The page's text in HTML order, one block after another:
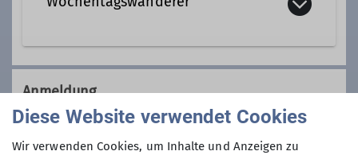
Wir sind eine Gemeinschaft von
Wanderfreunden innerhalb der
Sektion, die
hauptsächlich jeden
Dienstag und Mittwoch, aber auch an
anderen Wochentagen in freier Natur
Anmeldung
Diese Website verwendet Cookies
Wir verwenden Cookies, um Inhalte und Anzeigen zu